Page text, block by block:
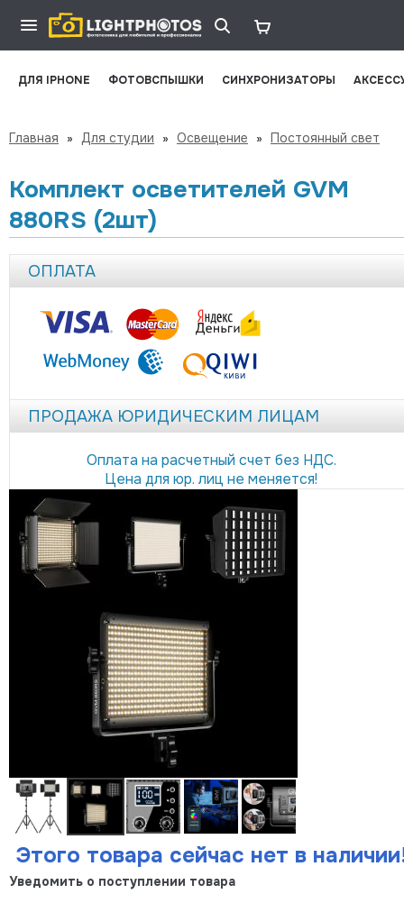
ДЛЯ IPHONE ФОТОВСПЫШКИ СИНХРОНИЗАТОРЫ
Главная » Для студии » Освещение » Постоянный свет
Комплект осветителей GVM
880RS (2шт)
ОПЛАТА
ПРОДАЖА ЮРИДИЧЕСКИМ ЛИЦАМ
Оплата на расчетный счет без НДС.
Цена для юр. лиц не меняется!
Этого товара сейчас нет в
Уведомить о поступлении товара